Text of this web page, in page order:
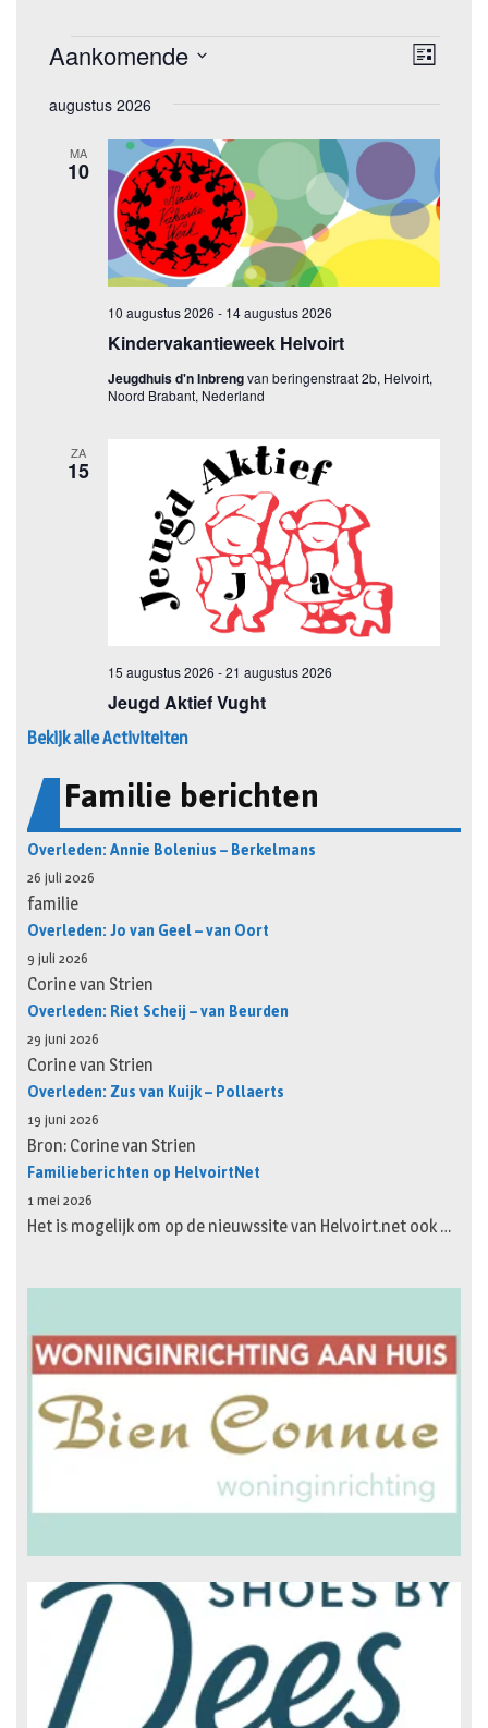
Bekijk alle Activiteiten
Familie berichten
Overleden: Annie Bolenius – Berkelmans
26 juli 2026
familie
Overleden: Jo van Geel – van Oort
9 juli 2026
Corine van Strien
Overleden: Riet Scheij – van Beurden
29 juni 2026
Corine van Strien
Overleden: Zus van Kuijk – Pollaerts
19 juni 2026
Bron: Corine van Strien
Familieberichten op HelvoirtNet
1 mei 2026
Het is mogelijk om op de nieuwssite van Helvoirt.net ook …